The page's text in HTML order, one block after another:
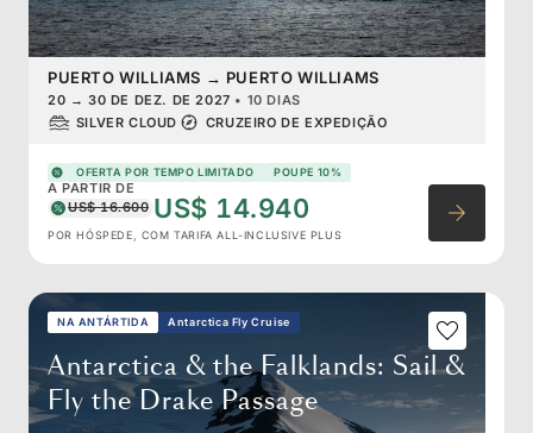
PUERTO WILLIAMS → PUERTO WILLIAMS
20 → 30 DE DEZ. DE 2027 • 10 DIAS
SILVER CLOUD
CRUZEIRO DE EXPEDIÇÃO
OFERTA POR TEMPO LIMITADO POUPE 10%
A PARTIR DE
US$ 16.600 US$ 14.940
POR HÓSPEDE, COM TARIFA ALL-INCLUSIVE PLUS
NA ANTÁRTIDA Antarctica Fly Cruise
Antarctica & the Falklands: Sail &
Fly the Drake Passage